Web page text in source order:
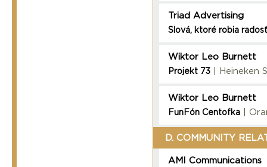
Triad Advertising
Slová, ktoré robia radosť
Wiktor Leo Burnett
Projekt 73 | Heineken
Wiktor Leo Burnett
FunFón Centofka |
D. COMMUNITY
AMI Communications